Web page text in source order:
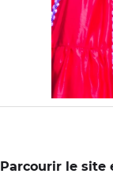
Parcourir le site